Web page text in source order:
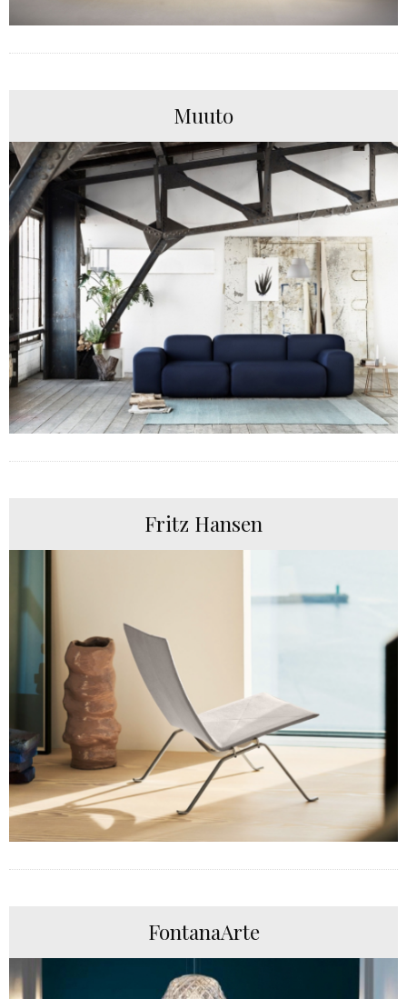
Muuto
Fritz Hansen
FontanaArte